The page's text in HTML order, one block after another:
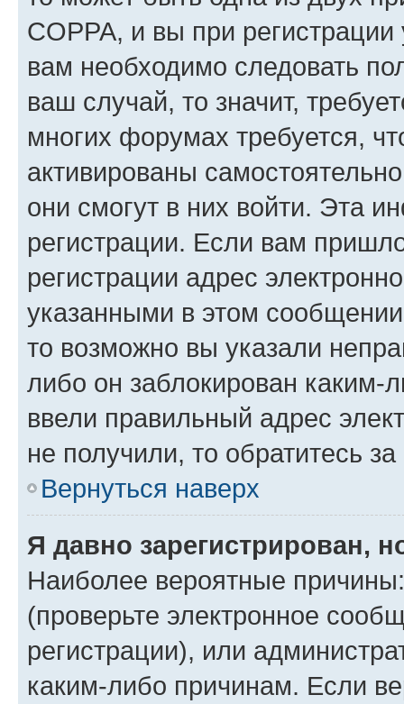
COPPA, и вы при
вам необходимо следовать
ваш случай, то значит,
многих форумах требуется,
активированы
они смогут в них войти. Эта
регистрации. Если вам
регистрации адрес
указанными в этом
то возможно вы указали
либо он заблокирован
ввели правильный адрес
не получили, то обратитесь
Вернуться наверх
Я давно зарегистрирован,
Наиболее вероятные
(проверьте электронное
регистрации), или
каким-либо причинам. Если